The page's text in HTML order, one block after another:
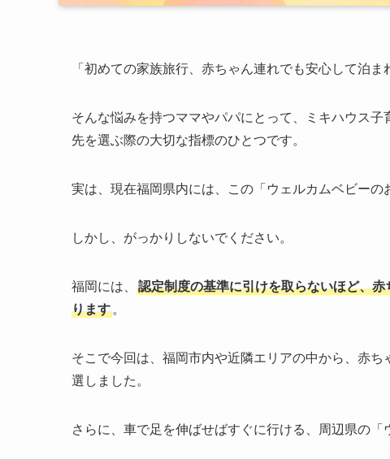
「初めての家族旅行、赤ちゃん連れでも安心して泊ま
そんな悩みを持つママやパパにとって、ミキハウス
先を選ぶ際の大切な指標のひとつです。
実は、現在福岡県内には、この「ウェルカムベビーの
しかし、がっかりしないでください。
福岡には、
認定制度の基準に引けを取らないほど、
ります 。
そこで今回は、福岡市内や近隣エリアの中から、赤
選しました。
さらに、車で足を伸ばせばすぐに行ける、周辺県の